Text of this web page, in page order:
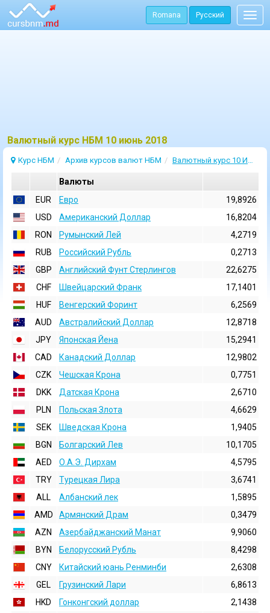
Romana Русский
Bалютный курс НБМ 10 июнь 2018
Курс НБМ Архив курсов валют НБМ Валютный курс 10 Июнь 2018
Валюты
EUR
Евро
19,8926
USD
Aмериканский Доллар
16,8204
RON
Румынский Лей
4,2719
RUB
Российский Рубль
0,2713
GBP
Английский Фунт Стерлингов
22,6275
CHF
Швейцарский Франк
17,1401
HUF
Венгерский Форинт
6,2569
AUD
Австралийский Доллар
12,8718
JPY
Японская Йена
15,2941
CAD
Канадский Доллар
12,9802
CZK
Чешская Крона
0,7751
DKK
Датская Крона
2,6710
PLN
Польская Злота
4,6629
SEK
Шведская Крона
1,9405
BGN
Болгарский Лев
10,1705
AED
О.А.Э. Дирхам
4,5795
TRY
Турецкая Лира
3,6741
ALL
Албанский лек
1,5895
AMD
Армянский Драм
0,3479
AZN
Азербайджанский Манат
9,9060
BYN
Белорусский Рубль
8,4298
CNY
Китайский юань Ренминби
2,6308
GEL
Грузинский Лари
6,8613
HKD
Гонконгский доллаp
2,1438